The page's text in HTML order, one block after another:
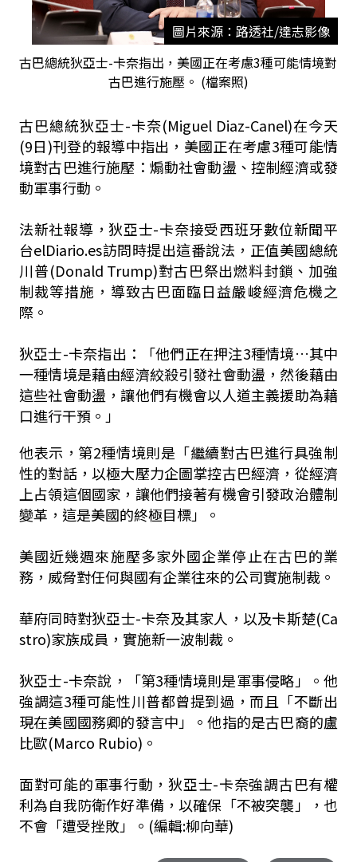
圖片來源：路透社/達志影像
古巴總統狄亞士-卡奈指出，美國正在考慮3種可能情境對
古巴進行施壓。 (檔案照)
古巴總統狄亞士-卡奈(Miguel Diaz-Canel)在今天
(9日)刊登的報導中指出，美國正在考慮3種可能情
境對古巴進行施壓：煽動社會動盪、控制經濟或發
動軍事行動。
法新社報導，狄亞士-卡奈接受西班牙數位新聞平
台elDiario.es訪問時提出這番說法，正值美國總統
川普(Donald Trump)對古巴祭出燃料封鎖、加強
制裁等措施，導致古巴面臨日益嚴峻經濟危機之
際。
狄亞士-卡奈指出：「他們正在押注3種情境…其中
一種情境是藉由經濟絞殺引發社會動盪，然後藉由
這些社會動盪，讓他們有機會以人道主義援助為藉
口進行干預。」
他表示，第2種情境則是「繼續對古巴進行具強制
性的對話，以極大壓力企圖掌控古巴經濟，從經濟
上占領這個國家，讓他們接著有機會引發政治體制
變革，這是美國的終極目標」。
美國近幾週來施壓多家外國企業停止在古巴的業
務，威脅對任何與國有企業往來的公司實施制裁。
華府同時對狄亞士-卡奈及其家人，以及卡斯楚(Ca
stro)家族成員，實施新一波制裁。
狄亞士-卡奈說，「第3種情境則是軍事侵略」。他
強調這3種可能性川普都曾提到過，而且「不斷出
現在美國國務卿的發言中」。他指的是古巴裔的盧
比歐(Marco Rubio)。
面對可能的軍事行動，狄亞士-卡奈強調古巴有權
利為自我防衛作好準備，以確保「不被突襲」，也
不會「遭受挫敗」。(編輯:柳向華)